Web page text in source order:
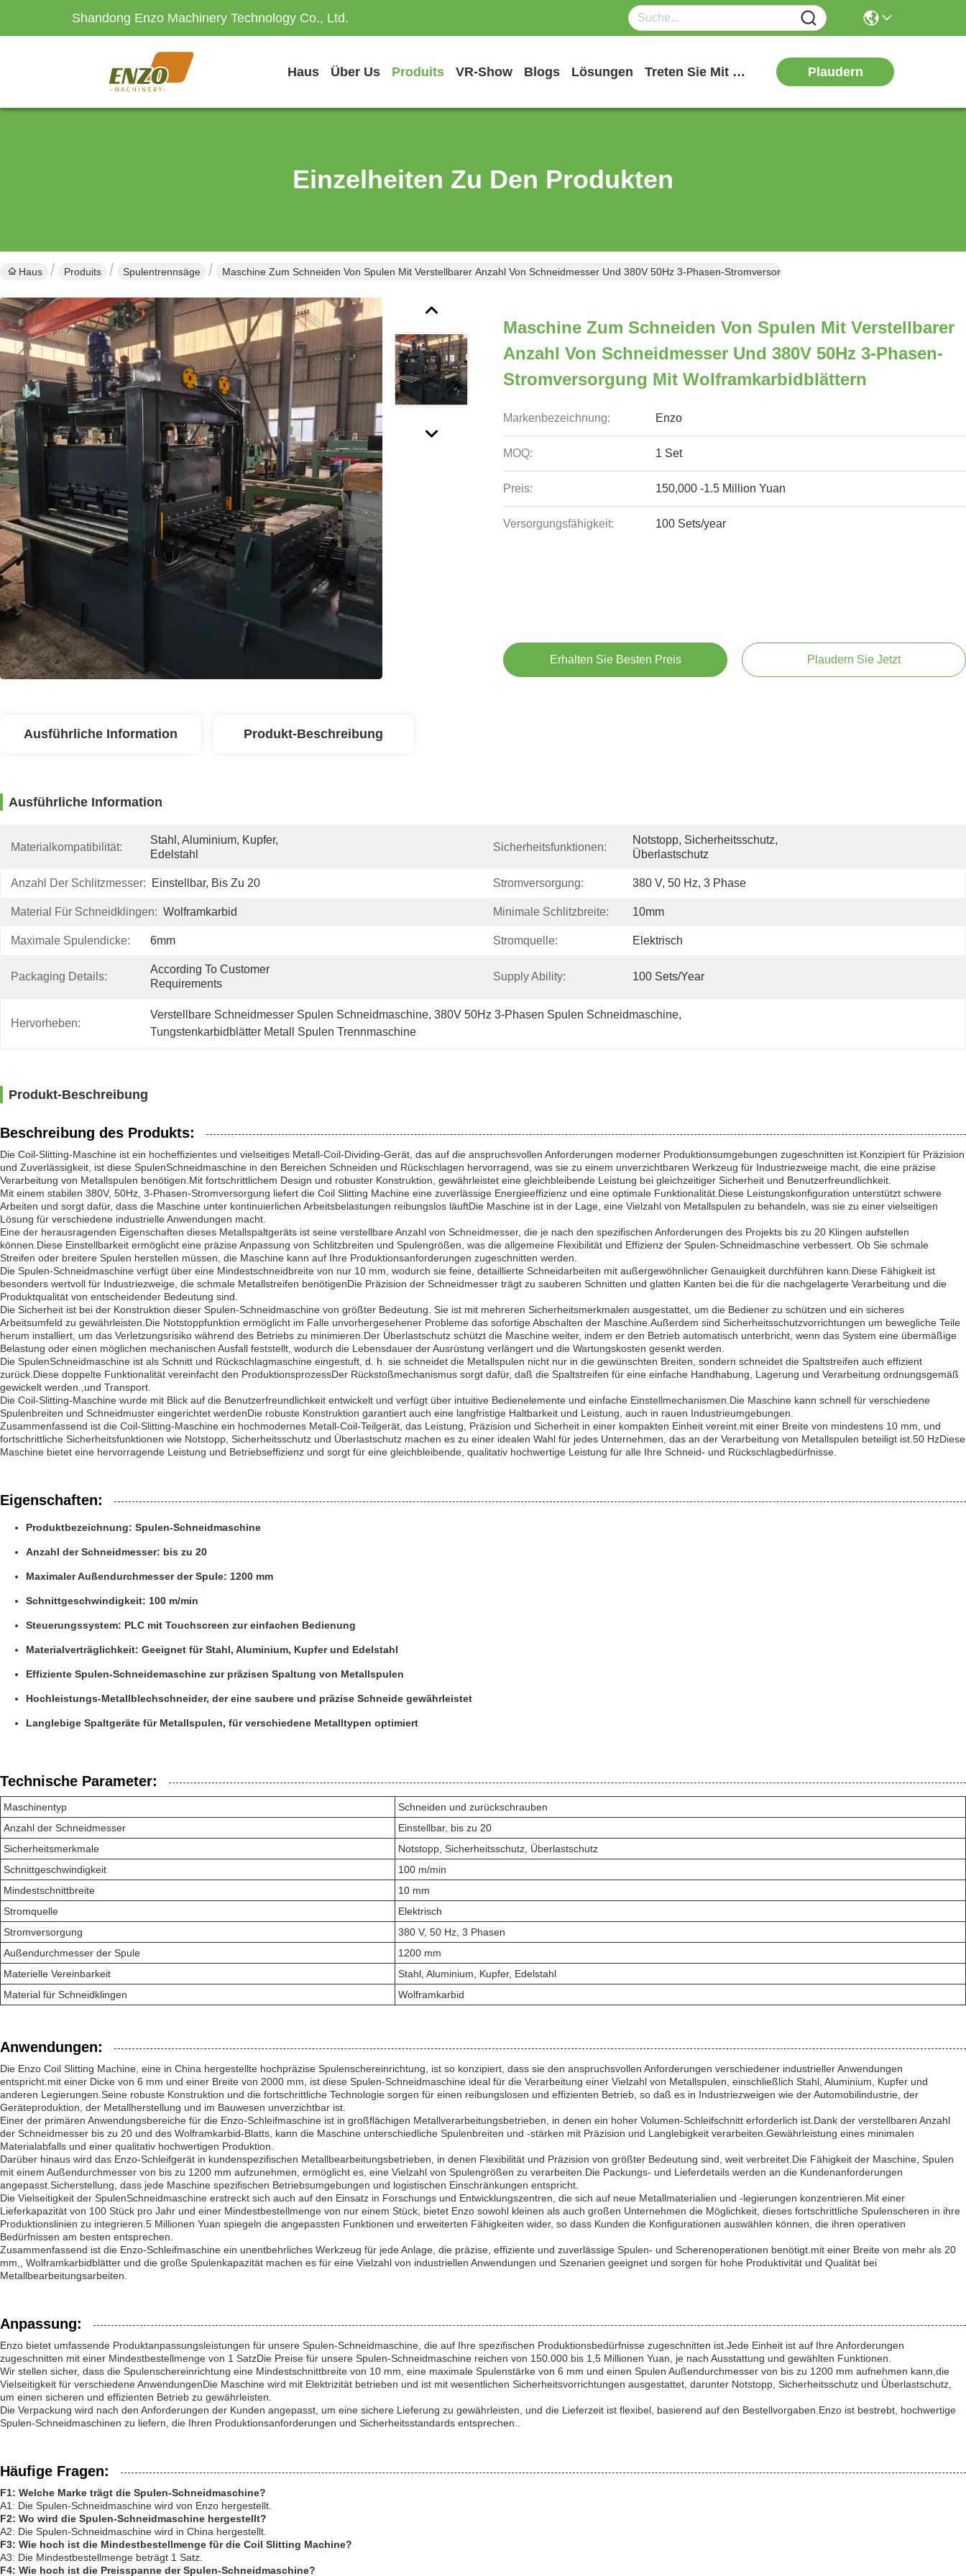
Shandong Enzo Machinery Technology Co., Ltd.
Haus Über Us Produits VR-Show Blogs Lösungen Treten Sie Mit Uns In Verbindung Plaudern
Einzelheiten Zu Den Produkten
Haus Produits Spulentrennsäge Maschine Zum Schneiden Von Spulen Mit Verstellbarer Anzahl Von Schneidmesser Und 380V 50Hz 3-Phasen-Stromversorgung Mit Wolframkarbidblättern
Maschine Zum Schneiden Von Spulen Mit Verstellbarer
Anzahl Von Schneidmesser Und 380V 50Hz 3-Phasen-
Stromversorgung Mit Wolframkarbidblättern
Markenbezeichnung: Enzo
MOQ: 1 Set
Preis: 150,000 -1.5 Million Yuan
Versorgungsfähigkeit: 100 Sets/year
Erhalten Sie Besten Preis Plaudern Sie Jetzt
Ausführliche Information Produkt-Beschreibung
Ausführliche Information
Materialkompatibilität:
Stahl, Aluminium, Kupfer,
Edelstahl
Sicherheitsfunktionen:
Notstopp, Sicherheitsschutz,
Überlastschutz
Anzahl Der Schlitzmesser: Einstellbar, Bis Zu 20 Stromversorgung: 380 V, 50 Hz, 3 Phase
Material Für Schneidklingen: Wolframkarbid Minimale Schlitzbreite: 10mm
Maximale Spulendicke: 6mm Stromquelle: Elektrisch
Packaging Details:
According To Customer
Requirements
Supply Ability: 100 Sets/year
Hervorheben:
Verstellbare Schneidmesser Spulen Schneidmaschine, 380V 50Hz 3-Phasen Spulen Schneidmaschine,
Tungstenkarbidblätter Metall Spulen Trennmaschine
Produkt-Beschreibung
Beschreibung des Produkts:
Die Coil-Slitting-Maschine ist ein hocheffizientes und vielseitiges Metall-Coil-Dividing-Gerät, das auf die anspruchsvollen Anforderungen moderner Produktionsumgebungen zugeschnitten ist.Konzipiert für Präzision
und Zuverlässigkeit, ist diese Spulen­Schneidmaschine in den Bereichen Schneiden und Rückschlagen hervorragend, was sie zu einem unverzichtbaren Werkzeug für Industriezweige macht, die eine präzise
Verarbeitung von Metallspulen benötigen.Mit fortschrittlichem Design und robuster Konstruktion, gewährleistet eine gleichbleibende Leistung bei gleichzeitiger Sicherheit und Benutzerfreundlichkeit.
Mit einem stabilen 380V, 50Hz, 3-Phasen-Stromversorgung liefert die Coil Slitting Machine eine zuverlässige Energieeffizienz und eine optimale Funktionalität.Diese Leistungskonfiguration unterstützt schwere
Arbeiten und sorgt dafür, dass die Maschine unter kontinuierlichen Arbeitsbelastungen reibungslos läuftDie Maschine ist in der Lage, eine Vielzahl von Metallspulen zu behandeln, was sie zu einer vielseitigen
Lösung für verschiedene industrielle Anwendungen macht.
Eine der herausragenden Eigenschaften dieses Metallspaltgeräts ist seine verstellbare Anzahl von Schneidmesser, die je nach den spezifischen Anforderungen des Projekts bis zu 20 Klingen aufstellen
können.Diese Einstellbarkeit ermöglicht eine präzise Anpassung von Schlitzbreiten und Spulengrößen, was die allgemeine Flexibilität und Effizienz der Spulen-Schneidmaschine verbessert. Ob Sie schmale
Streifen oder breitere Spulen herstellen müssen, die Maschine kann auf Ihre Produktionsanforderungen zugeschnitten werden.
Die Spulen-Schneidmaschine verfügt über eine Mindestschneidbreite von nur 10 mm, wodurch sie feine, detaillierte Schneidarbeiten mit außergewöhnlicher Genauigkeit durchführen kann.Diese Fähigkeit ist
besonders wertvoll für Industriezweige, die schmale Metallstreifen benötigenDie Präzision der Schneidmesser trägt zu sauberen Schnitten und glatten Kanten bei.die für die nachgelagerte Verarbeitung und die
Produktqualität von entscheidender Bedeutung sind.
Die Sicherheit ist bei der Konstruktion dieser Spulen-Schneidmaschine von größter Bedeutung. Sie ist mit mehreren Sicherheitsmerkmalen ausgestattet, um die Bediener zu schützen und ein sicheres
Arbeitsumfeld zu gewährleisten.Die Notstoppfunktion ermöglicht im Falle unvorhergesehener Probleme das sofortige Abschalten der Maschine.Außerdem sind Sicherheitsschutzvorrichtungen um bewegliche Teile
herum installiert, um das Verletzungsrisiko während des Betriebs zu minimieren.Der Überlastschutz schützt die Maschine weiter, indem er den Betrieb automatisch unterbricht, wenn das System eine übermäßige
Belastung oder einen möglichen mechanischen Ausfall feststellt, wodurch die Lebensdauer der Ausrüstung verlängert und die Wartungskosten gesenkt werden.
Die Spulen­Schneidmaschine ist als Schnitt­ und Rückschlagmaschine eingestuft, d. h. sie schneidet die Metallspulen nicht nur in die gewünschten Breiten, sondern schneidet die Spaltstreifen auch effizient
zurück.Diese doppelte Funktionalität vereinfacht den ProduktionsprozessDer Rückstoßmechanismus sorgt dafür, daß die Spaltstreifen für eine einfache Handhabung, Lagerung und Verarbeitung ordnungsgemäß
gewickelt werden.,und Transport.
Die Coil-Slitting-Maschine wurde mit Blick auf die Benutzerfreundlichkeit entwickelt und verfügt über intuitive Bedienelemente und einfache Einstellmechanismen.Die Maschine kann schnell für verschiedene
Spulenbreiten und Schneidmuster eingerichtet werdenDie robuste Konstruktion garantiert auch eine langfristige Haltbarkeit und Leistung, auch in rauen Industrieumgebungen.
Zusammenfassend ist die Coil-Slitting-Maschine ein hochmodernes Metall-Coil-Teilgerät, das Leistung, Präzision und Sicherheit in einer kompakten Einheit vereint.mit einer Breite von mindestens 10 mm, und
fortschrittliche Sicherheitsfunktionen wie Notstopp, Sicherheitsschutz und Überlastschutz machen es zu einer idealen Wahl für jedes Unternehmen, das an der Verarbeitung von Metallspulen beteiligt ist.50 HzDiese
Maschine bietet eine hervorragende Leistung und Betriebseffizienz und sorgt für eine gleichbleibende, qualitativ hochwertige Leistung für alle Ihre Schneid- und Rückschlagbedürfnisse.
Eigenschaften:
Produktbezeichnung: Spulen-Schneidmaschine
Anzahl der Schneidmesser: bis zu 20
Maximaler Außendurchmesser der Spule: 1200 mm
Schnittgeschwindigkeit: 100 m/min
Steuerungssystem: PLC mit Touchscreen zur einfachen Bedienung
Materialverträglichkeit: Geeignet für Stahl, Aluminium, Kupfer und Edelstahl
Effiziente Spulen-Schneidemaschine zur präzisen Spaltung von Metallspulen
Hochleistungs-Metallblechschneider, der eine saubere und präzise Schneide gewährleistet
Langlebige Spaltgeräte für Metallspulen, für verschiedene Metalltypen optimiert
Technische Parameter:
Maschinentyp
Schneiden und zurückschrauben
Anzahl der Schneidmesser
Einstellbar, bis zu 20
Sicherheitsmerkmale
Notstopp, Sicherheitsschutz, Überlastschutz
Schnittgeschwindigkeit
100 m/min
Mindestschnittbreite
10 mm
Stromquelle
Elektrisch
Stromversorgung
380 V, 50 Hz, 3 Phasen
Außendurchmesser der Spule
1200 mm
Materielle Vereinbarkeit
Stahl, Aluminium, Kupfer, Edelstahl
Material für Schneidklingen
Wolframkarbid
Anwendungen:
Die Enzo Coil Slitting Machine, eine in China hergestellte hochpräzise Spulenschereinrichtung, ist so konzipiert, dass sie den anspruchsvollen Anforderungen verschiedener industrieller Anwendungen
entspricht.mit einer Dicke von 6 mm und einer Breite von 2000 mm, ist diese Spulen-Schneidmaschine ideal für die Verarbeitung einer Vielzahl von Metallspulen, einschließlich Stahl, Aluminium, Kupfer und
anderen Legierungen.Seine robuste Konstruktion und die fortschrittliche Technologie sorgen für einen reibungslosen und effizienten Betrieb, so daß es in Industriezweigen wie der Automobilindustrie, der
Geräteproduktion, der Metallherstellung und im Bauwesen unverzichtbar ist.
Einer der primären Anwendungsbereiche für die Enzo-Schleifmaschine ist in großflächigen Metallverarbeitungsbetrieben, in denen ein hoher Volumen-Schleifschnitt erforderlich ist.Dank der verstellbaren Anzahl
der Schneidmesser bis zu 20 und des Wolframkarbid-Blatts, kann die Maschine unterschiedliche Spulenbreiten und -stärken mit Präzision und Langlebigkeit verarbeiten.Gewährleistung eines minimalen
Materialabfalls und einer qualitativ hochwertigen Produktion.
Darüber hinaus wird das Enzo-Schleifgerät in kundenspezifischen Metallbearbeitungsbetrieben, in denen Flexibilität und Präzision von größter Bedeutung sind, weit verbreitet.Die Fähigkeit der Maschine, Spulen
mit einem Außendurchmesser von bis zu 1200 mm aufzunehmen, ermöglicht es, eine Vielzahl von Spulengrößen zu verarbeiten.Die Packungs- und Lieferdetails werden an die Kundenanforderungen
angepasst.Sicherstellung, dass jede Maschine spezifischen Betriebsumgebungen und logistischen Einschränkungen entspricht.
Die Vielseitigkeit der Spulen­Schneidmaschine erstreckt sich auch auf den Einsatz in Forschungs­ und Entwicklungszentren, die sich auf neue Metallmaterialien und -legierungen konzentrieren.Mit einer
Lieferkapazität von 100 Stück pro Jahr und einer Mindestbestellmenge von nur einem Stück, bietet Enzo sowohl kleinen als auch großen Unternehmen die Möglichkeit, dieses fortschrittliche Spulenscheren in ihre
Produktionslinien zu integrieren.5 Millionen Yuan spiegeln die angepassten Funktionen und erweiterten Fähigkeiten wider, so dass Kunden die Konfigurationen auswählen können, die ihren operativen
Bedürfnissen am besten entsprechen.
Zusammenfassend ist die Enzo-Schleifmaschine ein unentbehrliches Werkzeug für jede Anlage, die präzise, effiziente und zuverlässige Spulen- und Scherenoperationen benötigt.mit einer Breite von mehr als 20
mm,, Wolframkarbidblätter und die große Spulenkapazität machen es für eine Vielzahl von industriellen Anwendungen und Szenarien geeignet und sorgen für hohe Produktivität und Qualität bei
Metallbearbeitungsarbeiten.
Anpassung:
Enzo bietet umfassende Produktanpassungsleistungen für unsere Spulen-Schneidmaschine, die auf Ihre spezifischen Produktionsbedürfnisse zugeschnitten ist.Jede Einheit ist auf Ihre Anforderungen
zugeschnitten mit einer Mindestbestellmenge von 1 SatzDie Preise für unsere Spulen-Schneidmaschine reichen von 150.000 bis 1,5 Millionen Yuan, je nach Ausstattung und gewählten Funktionen.
Wir stellen sicher, dass die Spulenschereinrichtung eine Mindestschnittbreite von 10 mm, eine maximale Spulenstärke von 6 mm und einen Spulen Außendurchmesser von bis zu 1200 mm aufnehmen kann,die
Vielseitigkeit für verschiedene AnwendungenDie Maschine wird mit Elektrizität betrieben und ist mit wesentlichen Sicherheitsvorrichtungen ausgestattet, darunter Notstopp, Sicherheitsschutz und Überlastschutz,
um einen sicheren und effizienten Betrieb zu gewährleisten.
Die Verpackung wird nach den Anforderungen der Kunden angepasst, um eine sichere Lieferung zu gewährleisten, und die Lieferzeit ist flexibel, basierend auf den Bestellvorgaben.Enzo ist bestrebt, hochwertige
Spulen-Schneidmaschinen zu liefern, die Ihren Produktionsanforderungen und Sicherheitsstandards entsprechen..
Häufige Fragen:
F1: Welche Marke trägt die Spulen-Schneidmaschine?
A1: Die Spulen-Schneidmaschine wird von Enzo hergestellt.
F2: Wo wird die Spulen-Schneidmaschine hergestellt?
A2: Die Spulen-Schneidmaschine wird in China hergestellt.
F3: Wie hoch ist die Mindestbestellmenge für die Coil Slitting Machine?
A3: Die Mindestbestellmenge beträgt 1 Satz.
F4: Wie hoch ist die Preisspanne der Spulen-Schneidmaschine?